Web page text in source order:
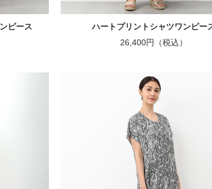
ピース
ハートプリントシャツワンピー
26,400円（税込）